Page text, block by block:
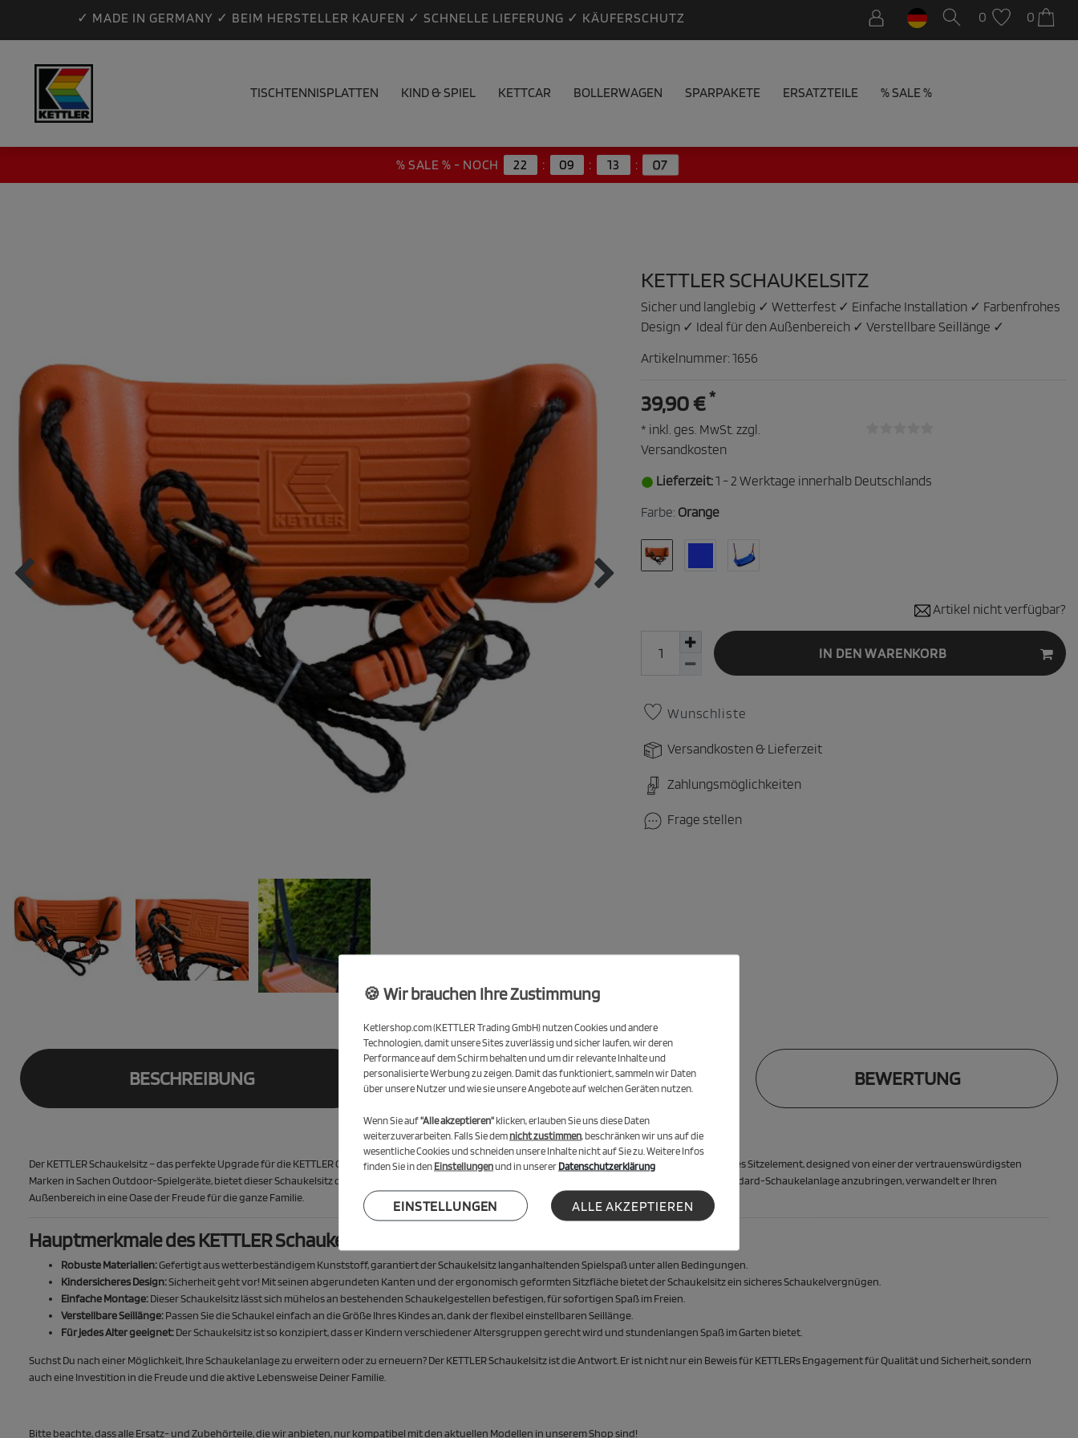
✓ MADE IN GERMANY ✓ BEIM HERSTELLER KAUFEN ✓ SCHNELLE LIEFERUNG ✓ KÄUFERSCHUTZ 0 0
TISCHTENNISPLATTEN KIND & SPIEL KETTCAR BOLLERWAGEN SPARPAKETE ERSATZTEILE % SALE %
KETTLER SCHAUKELSITZ
Sicher und langlebig ✓ Wetterfest ✓ Einfache Installation ✓ Farbenfrohes
Design ✓ Ideal für den Außenbereich ✓ Verstellbare Seillänge ✓
Artikelnummer: 1656
39,90 €*
* inkl. ges. MwSt. zzgl.
Versandkosten
Lieferzeit:1 - 2 Werktage innerhalb Deutschlands
Farbe: Orange
Artikel nicht verfügbar?
IN DEN WARENKORB
Wunschliste
Versandkosten & Lieferzeit
Zahlungsmöglichkeiten
Frage stellen
BESCHREIBUNG WARNHINWEISE BEWERTUNG
Der KETTLER Schaukelsitz – das perfekte Upgrade für die KETTLER Combi Schaukel und bestehende Schaukelgestelle. Als hochwertiges, kinderfreundliches Sitzelement, designed von einer der vertrauenswürdigsten
Marken in Sachen Outdoor-Spielgeräte, bietet dieser Schaukelsitz die perfekte Kombination aus Spaß, Sicherheit und Langlebigkeit. Einfach an jeder Standard-Schaukelanlage anzubringen, verwandelt er Ihren
Außenbereich in eine Oase der Freude für die ganze Familie.
Hauptmerkmale des KETTLER Schaukelsitzes:
Robuste Materialien:Gefertigt aus wetterbeständigem Kunststoff, garantiert der Schaukelsitz langanhaltenden Spielspaß unter allen Bedingungen.
Kindersicheres Design:Sicherheit geht vor! Mit seinen abgerundeten Kanten und der ergonomisch geformten Sitzfläche bietet der Schaukelsitz ein sicheres Schaukelvergnügen.
Einfache Montage:Dieser Schaukelsitz lässt sich mühelos an bestehenden Schaukelgestellen befestigen, für sofortigen Spaß im Freien.
Verstellbare Seillänge:Passen Sie die Schaukel einfach an die Größe Ihres Kindes an, dank der flexibel einstellbaren Seillänge.
Für jedes Alter geeignet:Der Schaukelsitz ist so konzipiert, dass er Kindern verschiedener Altersgruppen gerecht wird und stundenlangen Spaß im Garten bietet.
Suchst Du nach einer Möglichkeit, Ihre Schaukelanlage zu erweitern oder zu erneuern? Der KETTLER Schaukelsitz ist die Antwort. Er ist nicht nur ein Beweis für KETTLERs Engagement für Qualität und Sicherheit, sondern
auch eine Investition in die Freude und die aktive Lebensweise Deiner Familie.
Bitte beachte, dass alle Ersatz- und Zubehörteile, die wir anbieten, nur kompatibel mit den aktuellen Modellen in unserem Shop sind!
🍪 Wir brauchen Ihre Zustimmung
Ketlershop.com (KETTLER Trading GmbH) nutzen Cookies und andere
Technologien, damit unsere Sites zuverlässig und sicher laufen, wir deren
Performance auf dem Schirm behalten und um dir relevante Inhalte und
personalisierte Werbung zu zeigen. Damit das funktioniert, sammeln wir Daten
über unsere Nutzer und wie sie unsere Angebote auf welchen Geräten nutzen.
Wenn Sie auf"Alle akzeptieren"klicken, erlauben Sie uns diese Daten
weiterzuverarbeiten. Falls Sie demnicht zustimmen , beschränken wir uns auf die
wesentliche Cookies und schneiden unsere Inhalte nicht auf Sie zu. Weitere Infos
finden Sie in denEinstellungenund in unsererDatenschutzerklärung
EINSTELLUNGEN ALLE AKZEPTIEREN
% SALE % - NOCH 22 : 09 : 13 : 07